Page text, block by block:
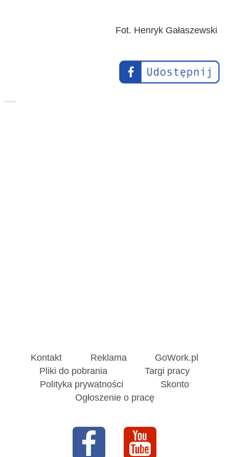
Fot. Henryk Gałaszewski
Kontakt Reklama
GoWork.pl
Pliki do pobrania
Targi pracy
Polityka prywatności
Skonto
Ogłoszenie o pracę